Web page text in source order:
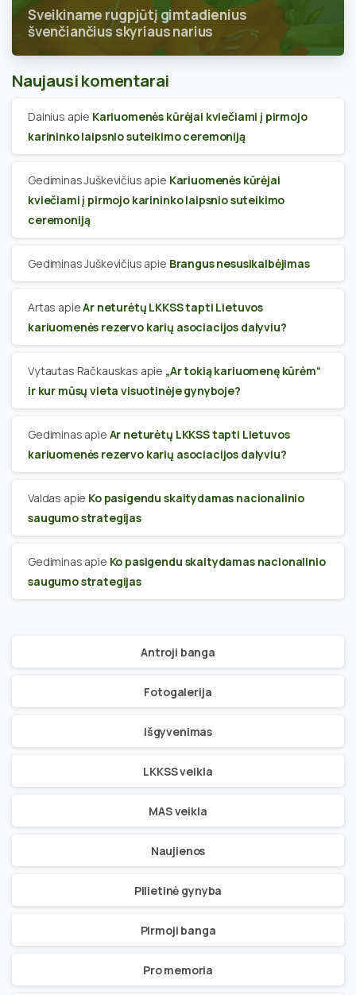
Sveikiname rugpjūtį gimtadienius
švenčiančius skyriaus narius
Naujausi komentarai
Dainius apie Kariuomenės kūrėjai kviečiami į pirmojo
karininko laipsnio suteikimo ceremoniją
Gediminas Juškevičius apie Kariuomenės kūrėjai
kviečiami į pirmojo karininko laipsnio suteikimo
ceremoniją
Gediminas Juškevičius apie Brangus nesusikalbėjimas
Artas apieAr neturėtų LKKSS tapti Lietuvos
kariuomenės rezervo karių asociacijos dalyviu?
Vytautas Račkauskas apie „Ar tokią kariuomenę kūrėm“
ir kur mūsų vieta visuotinėje gynyboje?
Gediminas apie Ar neturėtų LKKSS tapti Lietuvos
kariuomenės rezervo karių asociacijos dalyviu?
Valdas apie Ko pasigendu skaitydamas nacionalinio
saugumo strategijas
Gediminas apie Ko pasigendu skaitydamas nacionalinio
saugumo strategijas
Antroji banga
Fotogalerija
Išgyvenimas
LKKSS veikla
MAS veikla
Naujienos
Pilietinė gynyba
Pirmoji banga
Pro memoria